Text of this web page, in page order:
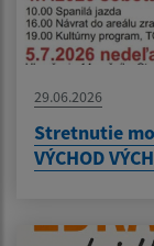
29.06.2026
Stretnutie
VÝCHOD